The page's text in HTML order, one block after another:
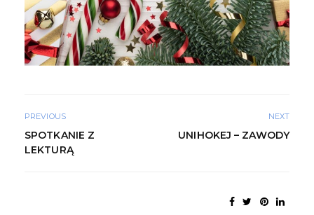
PREVIOUS
SPOTKANIE Z
LEKTURĄ
NEXT
UNIHOKEJ – ZAWODY